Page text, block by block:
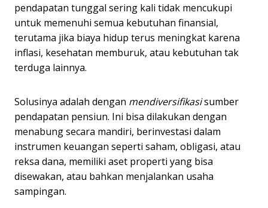
pendapatan tunggal sering kali tidak mencukupi
untuk memenuhi semua kebutuhan finansial,
terutama jika biaya hidup terus meningkat karena
inflasi, kesehatan memburuk, atau kebutuhan tak
terduga lainnya.
Solusinya adalah dengan mendiversifikasisumber
pendapatan pensiun. Ini bisa dilakukan dengan
menabung secara mandiri, berinvestasi dalam
instrumen keuangan seperti saham, obligasi, atau
reksa dana, memiliki aset properti yang bisa
disewakan, atau bahkan menjalankan usaha
sampingan.